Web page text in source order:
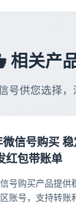
相关产
号供您选择
信号购买
红包带账单
号购买产品提供
账号，支持转账